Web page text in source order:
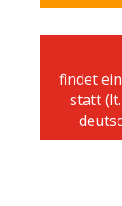
findet
statt